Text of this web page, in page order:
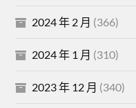
2024 年 2 月 (366)
2024 年 1 月 (310)
2023 年 12 月 (340)